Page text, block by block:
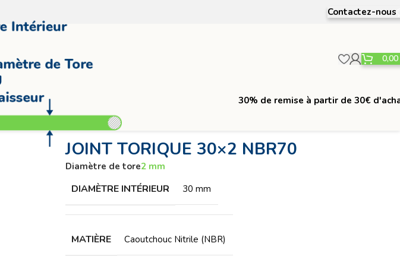
Contactez-nous
0,00
30% de remise à partir de 30€
JOINT TORIQUE 30×2 NBR70
Diamètre de tore2 mm
DIAMÈTRE INTÉRIEUR 30 mm
MATIÈRE
Caoutchouc Nitrile (NBR)